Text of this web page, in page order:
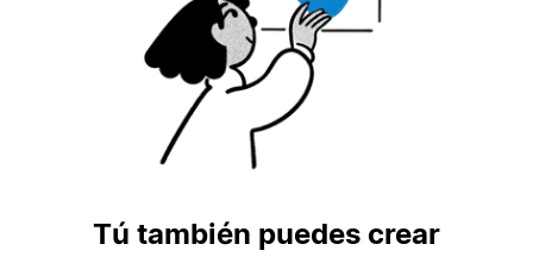
Tú también puedes crear